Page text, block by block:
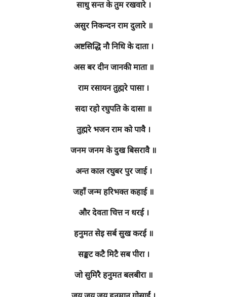
साधु सन्त के तुम रखवारे ।
असुर निकन्दन राम दुलारे ॥
अष्टसिद्धि नौ निधि के दाता ।
अस बर दीन जानकी माता ॥
राम रसायन तुह्मरे पासा ।
सदा रहो रघुपति के दासा ॥
तुह्मरे भजन राम को पावै ।
जनम जनम के दुख बिसरावै ॥
अन्त काल रघुबर पुर जाई ।
जहाँ जन्म हरिभक्त कहाई ॥
और देवता चित्त न धरई ।
हनुमत सेइ सर्ब सुख करई ॥
सङ्कट कटै मिटै सब पीरा ।
जो सुमिरै हनुमत बलबीरा ॥